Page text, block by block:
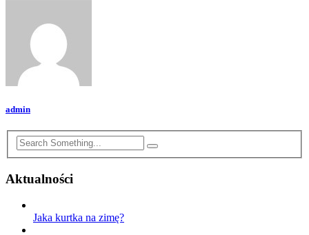
admin
Aktualności
Jaka kurtka na zimę?